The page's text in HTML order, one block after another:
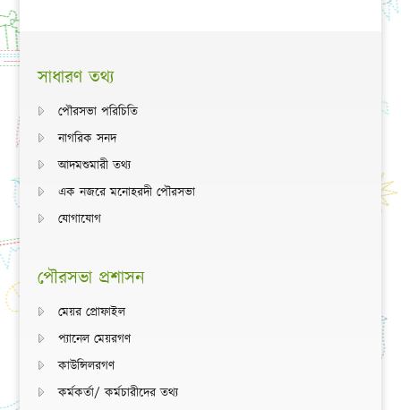
সাধারণ তথ্য
পৌরসভা পরিচিতি
নাগরিক সনদ
আদমশুমারী তথ্য
এক নজরে মনোহরদী পৌরসভা
যোগাযোগ
পৌরসভা প্রশাসন
মেয়র প্রোফাইল
প্যানেল মেয়রগণ
কাউন্সিলরগণ
কর্মকর্তা/ কর্মচারীদের তথ্য